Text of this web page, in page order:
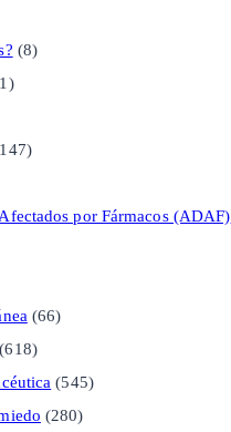
(8)
por Fármacos (ADAF)
(66)
(618)
(545)
(280)